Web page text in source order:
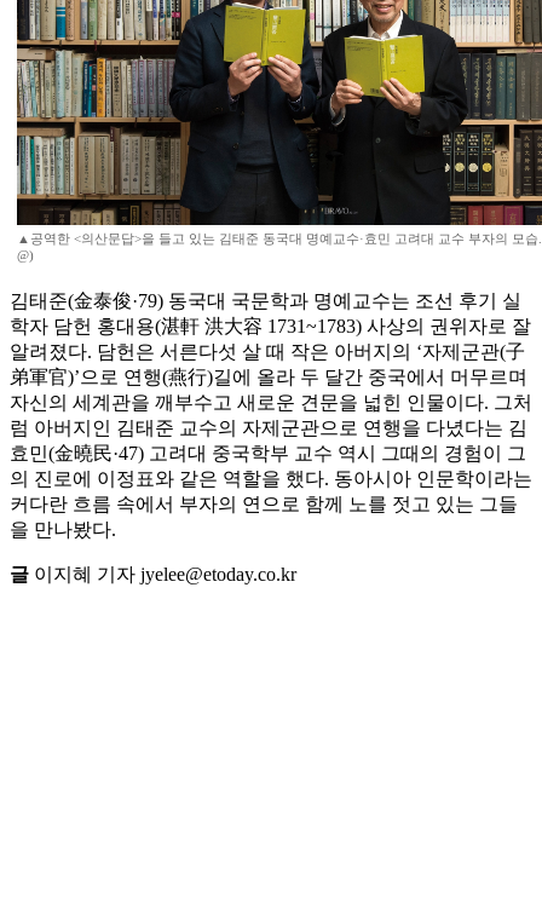
▲공역한 <의산문답>을 들고 있는 김태준 동국대 명예교수·효민 고려대 교수 부자의 모
@)
김태준(金泰俊·79) 동국대 국문학과 명예교수는 조선 후기 실
학자 담헌 홍대용(湛軒 洪大容 1731~1783) 사상의 권위자로 잘
알려졌다. 담헌은 서른다섯 살 때 작은 아버지의 ‘자제군관(子
弟軍官)’으로 연행(燕行)길에 올라 두 달간 중국에서 머무르며
자신의 세계관을 깨부수고 새로운 견문을 넓힌 인물이다. 그처
럼 아버지인 김태준 교수의 자제군관으로 연행을 다녔다는 김
효민(金曉民·47) 고려대 중국학부 교수 역시 그때의 경험이 그
의 진로에 이정표와 같은 역할을 했다. 동아시아 인문학이라는
커다란 흐름 속에서 부자의 연으로 함께 노를 젓고 있는 그들
을 만나봤다.
글 이지혜 기자 jyelee@etoday.co.kr